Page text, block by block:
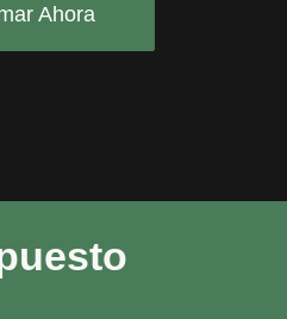
Ahora